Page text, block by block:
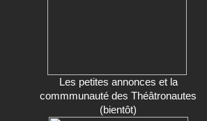
Les petites annonces et la
commmunauté des Théâtronautes
(bientôt)